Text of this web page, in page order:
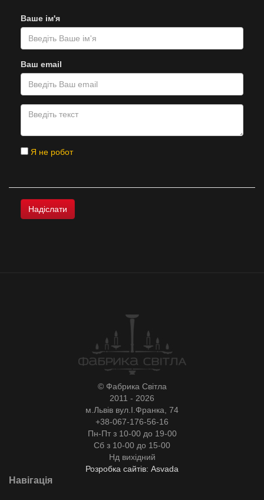
Ваше ім'я
Ваш email
Я не робот
© Фабрика Світла
2011 - 2026
м.Львів вул.І.Франка, 74
+38-067-176-56-16
Пн-Пт з 10-00 до 19-00
Сб з 10-00 до 15-00
Нд вихідний
Розробка сайтів: Asvada
Навігація